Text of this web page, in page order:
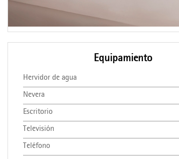
Equipamiento
Hervidor de agua
Nevera
Escritorio
Televisión
Teléfono